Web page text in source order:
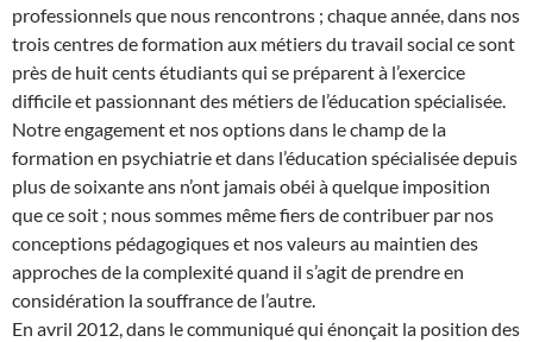
professionnels que nous rencontrons ; chaque année, dans nos
trois centres de formation aux métiers du travail social ce sont
près de huit cents étudiants qui se préparent à l’exercice
difficile et passionnant des métiers de l’éducation spécialisée.
Notre engagement et nos options dans le champ de la
formation en psychiatrie et dans l’éducation spécialisée depuis
plus de soixante ans n’ont jamais obéi à quelque imposition
que ce soit ; nous sommes même fiers de contribuer par nos
conceptions pédagogiques et nos valeurs au maintien des
approches de la complexité quand il s’agit de prendre en
considération la souffrance de l’autre.
En avril 2012, dans le communiqué qui énonçait la position des